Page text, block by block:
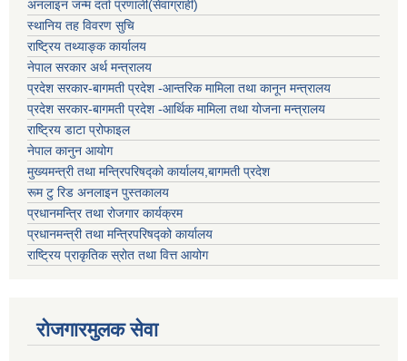
अनलाइन जन्म दर्ता प्रणाली(सेवाग्राही)
स्थानिय तह विवरण सुचि
राष्ट्रिय तथ्याङ्क कार्यालय
नेपाल सरकार अर्थ मन्त्रालय
प्रदेश सरकार-बागमती प्रदेश -आन्तरिक मामिला तथा कानून मन्त्रालय
प्रदेश सरकार-बागमती प्रदेश -आर्थिक मामिला तथा योजना मन्त्रालय
राष्ट्रिय डाटा प्रोफाइल
नेपाल कानुन आयोग
मुख्यमन्त्री तथा मन्त्रिपरिषद्को कार्यालय,बागमती प्रदेश
रूम टु रिड अनलाइन पुस्तकालय
प्रधानमन्त्रि तथा रोजगार कार्यक्रम
प्रधानमन्त्री तथा मन्त्रिपरिषद्को कार्यालय
राष्ट्रिय प्राकृतिक स्रोत तथा वित्त आयोग
रोजगारमुलक सेवा